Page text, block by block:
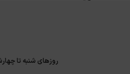
روزهای شنبه تا چهارشنبه، از ساعت 9 الی 17 و